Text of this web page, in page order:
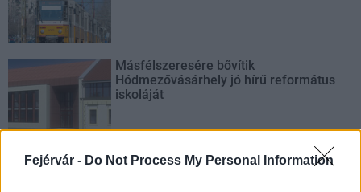
Fejérvár - Do Not Process My Personal Information
Másfélszeresére bővítik
Hódmezővásárhely jó hírű református
iskoláját
Látványos építési szakasz indult be a
Flórián téri felüljárón